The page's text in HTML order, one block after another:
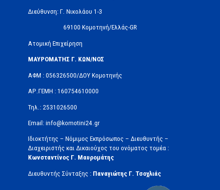
Διεύθυνση: Γ. Νικολάου 1-3
69100 Κομοτηνή/Ελλάς-GR
Ατομική Επιχείρηση
ΜΑΥΡΟΜΑΤΗΣ Γ. ΚΩΝ/ΝΟΣ
ΑΦΜ : 056326500/ΔOΥ Κομοτηνής
ΑΡ.ΓΕΜΗ : 160754610000
Τηλ.: 2531026500
Email: info@komotini24.gr
Ιδιοκτήτης – Νόμιμος Εκπρόσωπος – Διευθυντής –
Διαχειριστής και Δικαιούχος του ονόματος τομέα :
Κωνσταντίνος Γ. Μαυρομάτης
Διευθυντής Σύνταξης : Παναγιώτης Γ. Τσοχλιάς